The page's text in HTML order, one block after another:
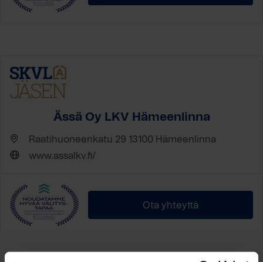
Ässä Oy LKV Hämeenlinna
Raatihuoneenkatu 29 13100 Hämeenlinna
www.assalkv.fi/
Ota yhteyttä